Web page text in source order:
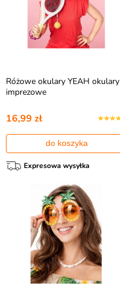
Różowe okulary YEAH okulary
imprezowe
16,99 zł
do koszyka
Expresowa wysyłka